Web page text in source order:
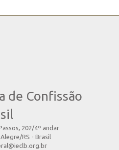
de Confissão
202/4º andar
RS - Brasil